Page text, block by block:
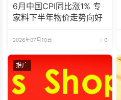
6月中国CPI同比涨1% 专
家料下半年物价走势向好
2026年07月10日 0
推广